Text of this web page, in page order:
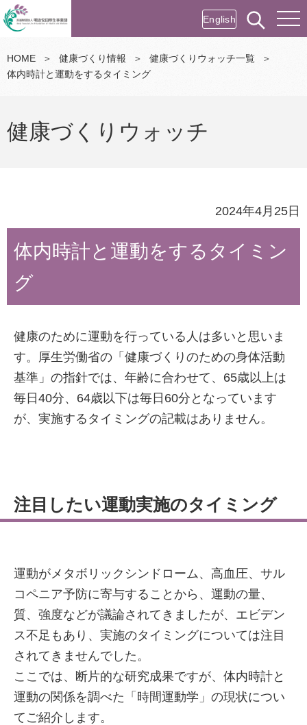
English
HOME ＞ 健康づくり情報 ＞ 健康づくりウォッチ一覧
＞
体内時計と運動をするタイミング
健康づくりウォッチ
2024年4月25日
体内時計と運動をするタイミン
グ
健康のために運動を行っている人は多いと思いま
す。厚生労働省の「健康づくりのための身体活動
基準」の指針では、年齢に合わせて、65歳以上は
毎日40分、64歳以下は毎日60分となっています
が、実施するタイミングの記載はありません。
注目したい運動実施のタイミング
運動がメタボリックシンドローム、高血圧、サル
コペニア予防に寄与することから、運動の量、
質、強度などが議論されてきましたが、エビデン
ス不足もあり、実施のタイミングについては注目
されてきませんでした。
ここでは、断片的な研究成果ですが、体内時計と
運動の関係を調べた「時間運動学」の現状につい
てご紹介します。